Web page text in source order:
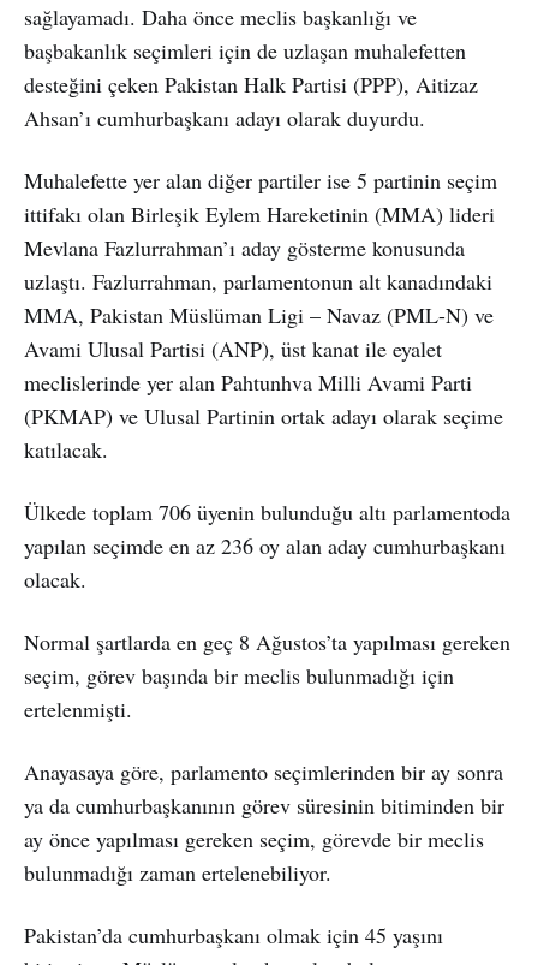
sağlayamadı. Daha önce meclis başkanlığı ve
başbakanlık seçimleri için de uzlaşan muhalefetten
desteğini çeken Pakistan Halk Partisi (PPP), Aitizaz
Ahsan’ı cumhurbaşkanı adayı olarak duyurdu.
Muhalefette yer alan diğer partiler ise 5 partinin seçim
ittifakı olan Birleşik Eylem Hareketinin (MMA) lideri
Mevlana Fazlurrahman’ı aday gösterme konusunda
uzlaştı. Fazlurrahman, parlamentonun alt kanadındaki
MMA, Pakistan Müslüman Ligi – Navaz (PML-N) ve
Avami Ulusal Partisi (ANP), üst kanat ile eyalet
meclislerinde yer alan Pahtunhva Milli Avami Parti
(PKMAP) ve Ulusal Partinin ortak adayı olarak seçime
katılacak.
Ülkede toplam 706 üyenin bulunduğu altı parlamentoda
yapılan seçimde en az 236 oy alan aday cumhurbaşkanı
olacak.
Normal şartlarda en geç 8 Ağustos’ta yapılması gereken
seçim, görev başında bir meclis bulunmadığı için
ertelenmişti.
Anayasaya göre, parlamento seçimlerinden bir ay sonra
ya da cumhurbaşkanının görev süresinin bitiminden bir
ay önce yapılması gereken seçim, görevde bir meclis
bulunmadığı zaman ertelenebiliyor.
Pakistan’da cumhurbaşkanı olmak için 45 yaşını